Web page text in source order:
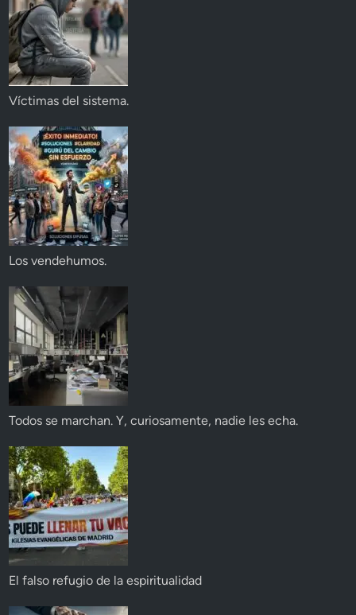
Víctimas del sistema.
Los vendehumos.
Todos se marchan. Y, curiosamente, nadie les echa.
El falso refugio de la espiritualidad